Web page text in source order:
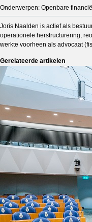
Onderwerpen: Openbare
Joris Naalden is actief als
operationele herstructurering,
werkte voorheen als advocaat
Gerelateerde artikelen